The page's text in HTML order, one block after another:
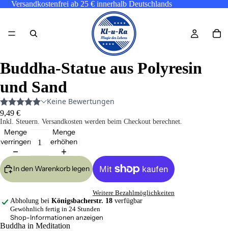
Versandkostenfrei ab 25 € innerhalb Deutschlands
Buddha-Statue aus Polyresin
und Sand
9,49 €
Inkl. Steuern. Versandkosten werden beim Checkout berechnet.
Menge
verringern
Menge
erhöhen
In den Warenkorb legen
Weitere Bezahlmöglichkeiten
Abholung bei Königsbacherstr. 18 verfügbar
Gewöhnlich fertig in 24 Stunden
Shop-Informationen anzeigen
Buddha in Meditation